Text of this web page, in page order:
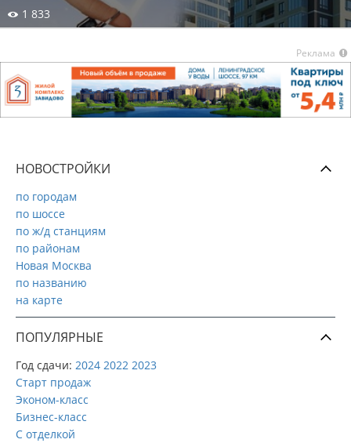
1 833
Реклама
НОВОСТРОЙКИ
по городам
по шоссе
по ж/д станциям
по районам
Новая Москва
по названию
на карте
ПОПУЛЯРНЫЕ
Год сдачи: 2024 2022 2023
Старт продаж
Эконом-класс
Бизнес-класс
С отделкой